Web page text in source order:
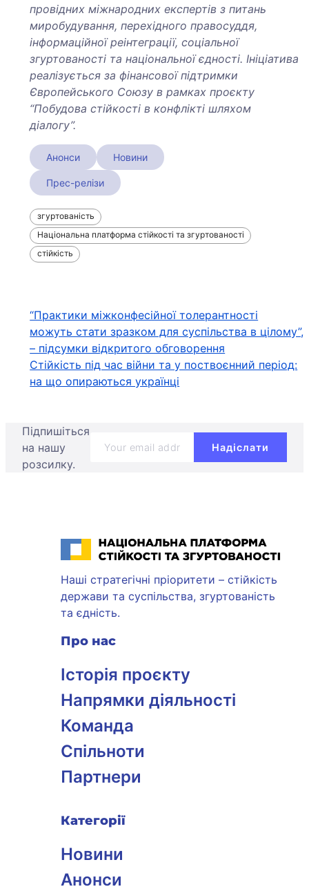
провідних міжнародних експертів з питань
миробудування, перехідного правосуддя,
інформаційної реінтеграції, соціальної
згуртованості та національної єдності. Ініціатива
реалізується за фінансової підтримки
Європейського Союзу в рамках проєкту
“Побудова стійкості в конфлікті шляхом
діалогу”.
Анонси Новини
Прес-релізи
згуртованість
Національна платформа стійкості та згуртованості
стійкість
Навігація
записів
“Практики міжконфесійної толерантності
можуть стати зразком для суспільства в цілому”,
– підсумки відкритого обговорення
Стійкість під час війни та у поствоєнний період:
на що опираються українці
Підпишіться
на нашу
розсилку.
Національна платформа стійкості та згуртованості
Наші стратегічні пріоритети – стійкість
держави та суспільства, згуртованість
та єдність.
Про нас
Історія проєкту
Напрямки діяльності
Команда
Спільноти
Партнери
Категорії
Новини
Анонси